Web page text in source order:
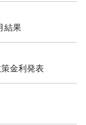
結果
金利発表